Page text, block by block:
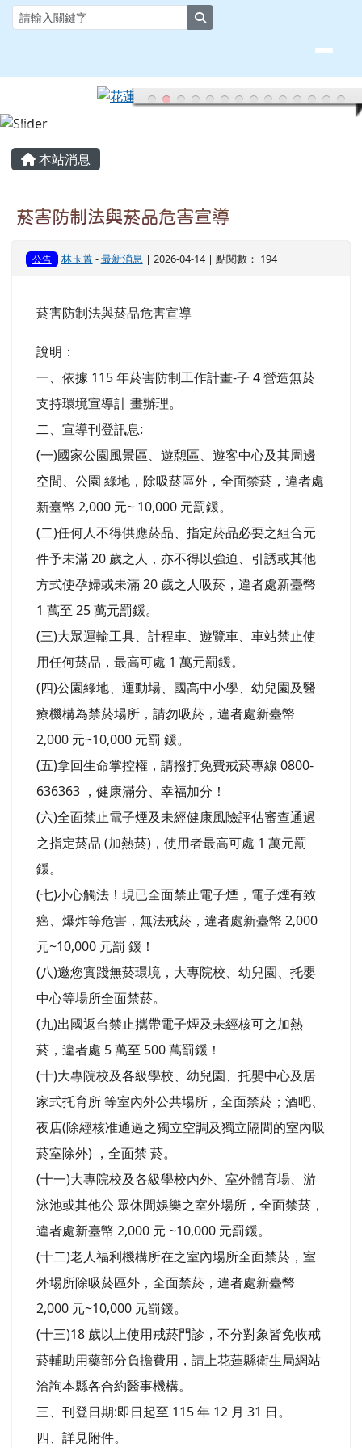
跳至主內容區
花蓮縣大榮國小全球資訊網
主內容區域
本站消息
菸害防制法與菸品危害宣導
公告 林玉菁-最新消息 | 2026-04-14 | 點閱數： 194
菸害防制法與菸品危害宣導
說明：
一、依據 115 年菸害防制工作計畫-子 4 營造無菸
支持環境宣導計 畫辦理。
二、宣導刊登訊息:
(一)國家公園風景區、遊憩區、遊客中心及其周邊
空間、公園 綠地，除吸菸區外，全面禁菸，違者處
新臺幤 2,000 元~ 10,000 元罰鍰。
(二)任何人不得供應菸品、指定菸品必要之組合元
件予未滿 20 歲之人，亦不得以強迫、引誘或其他
方式使孕婦或未滿 20 歲之人吸菸，違者處新臺幣
1 萬至 25 萬元罰鍰。
(三)大眾運輸工具、計程車、遊覽車、車站禁止使
用任何菸品，最高可處 1 萬元罰鍰。
(四)公園綠地、運動場、國高中小學、幼兒園及醫
療機構為禁菸場所，請勿吸菸，違者處新臺幤
2,000 元~10,000 元罰 鍰。
(五)拿回生命掌控權，請撥打免費戒菸專線 0800-
636363 ，健康滿分、幸福加分！
(六)全面禁止電子煙及未經健康風險評估審查通過
之指定菸品 (加熱菸)，使用者最高可處 1 萬元罰
鍰。
(七)小心觸法！現已全面禁止電子煙，電子煙有致
癌、爆炸等危害，無法戒菸，違者處新臺幤 2,000
元~10,000 元罰 鍰！
(八)邀您實踐無菸環境，大專院校、幼兒園、托嬰
中心等場所全面禁菸。
(九)出國返台禁止攜帶電子煙及未經核可之加熱
菸，違者處 5 萬至 500 萬罰鍰！
(十)大專院校及各級學校、幼兒園、托嬰中心及居
家式托育所 等室內外公共場所，全面禁菸；酒吧、
夜店(除經核准通過之獨立空調及獨立隔間的室內吸
菸室除外) ，全面禁 菸。
(十一)大專院校及各級學校內外、室外體育場、游
泳池或其他公 眾休閒娛樂之室外場所，全面禁菸，
違者處新臺幤 2,000 元 ~10,000 元罰鍰。
(十二)老人福利機構所在之室內場所全面禁菸，室
外場所除吸菸區外，全面禁菸，違者處新臺幣
2,000 元~10,000 元罰鍰。
(十三)18 歲以上使用戒菸門診，不分對象皆免收戒
菸輔助用藥部分負擔費用，請上花蓮縣衛生局網站
洽詢本縣各合約醫事機構。
三、刊登日期:即日起至 115 年 12 月 31 日。
四、詳見附件。
頁尾區域